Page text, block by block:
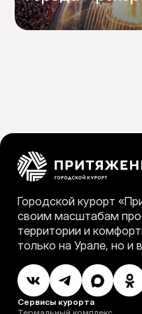
Городской курорт
своим масштабам
территории и
только на Урале, но и
Сервисы курорта